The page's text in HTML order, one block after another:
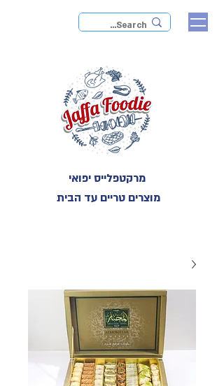
מוצרים טריים עד הבית